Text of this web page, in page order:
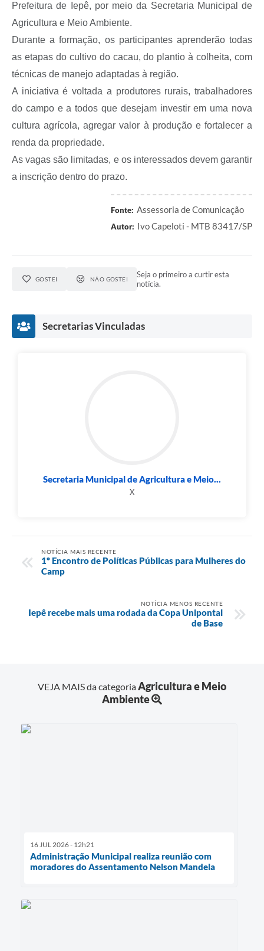
Prefeitura de Iepê, por meio da Secretaria Municipal de
Agricultura e Meio Ambiente.
Durante a formação, os participantes aprenderão todas
as etapas do cultivo do cacau, do plantio à colheita, com
técnicas de manejo adaptadas à região.
A iniciativa é voltada a produtores rurais, trabalhadores
do campo e a todos que desejam investir em uma nova
cultura agrícola, agregar valor à produção e fortalecer a
renda da propriedade.
As vagas são limitadas, e os interessados devem garantir
a inscrição dentro do prazo.
Fonte: Assessoria de Comunicação
Autor: Ivo Capeloti - MTB 83417/SP
GOSTEI NÃO GOSTEI
Seja o primeiro a curtir esta
notícia.
Secretarias Vinculadas
Secretaria Municipal de Agricultura e Meio...
X
NOTÍCIA MAIS RECENTE
1º Encontro de Políticas Públicas para Mulheres do
Camp
NOTÍCIA MENOS RECENTE
Iepê recebe mais uma rodada da Copa Unipontal
de Base
VEJA MAIS da categoriaAgricultura e Meio
Ambiente
16 JUL 2026 - 12h21
Administração Municipal realiza reunião com
moradores do Assentamento Nelson Mandela